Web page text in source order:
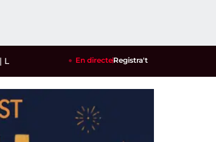
Ari Sánchez i Andrea Ustero es planten a les
En directeRegistra't